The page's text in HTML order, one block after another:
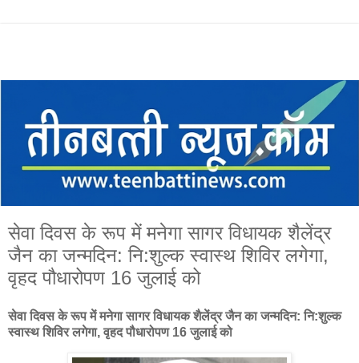
सेवा दिवस के रूप में मनेगा सागर विधायक शैलेंद्र
जैन का जन्मदिन: नि:शुल्क स्वास्थ शिविर लगेगा,
वृहद पौधारोपण 16 जुलाई को
सेवा दिवस के रूप में मनेगा सागर विधायक शैलेंद्र जैन का जन्मदिन: नि:शुल्क
स्वास्थ शिविर लगेगा, वृहद पौधारोपण 16 जुलाई को